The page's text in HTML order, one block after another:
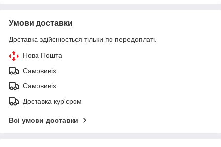
Умови доставки
Доставка здійснюється тільки по передоплаті.
Нова Пошта
Самовивіз
Самовивіз
Доставка кур'єром
Всі умови доставки